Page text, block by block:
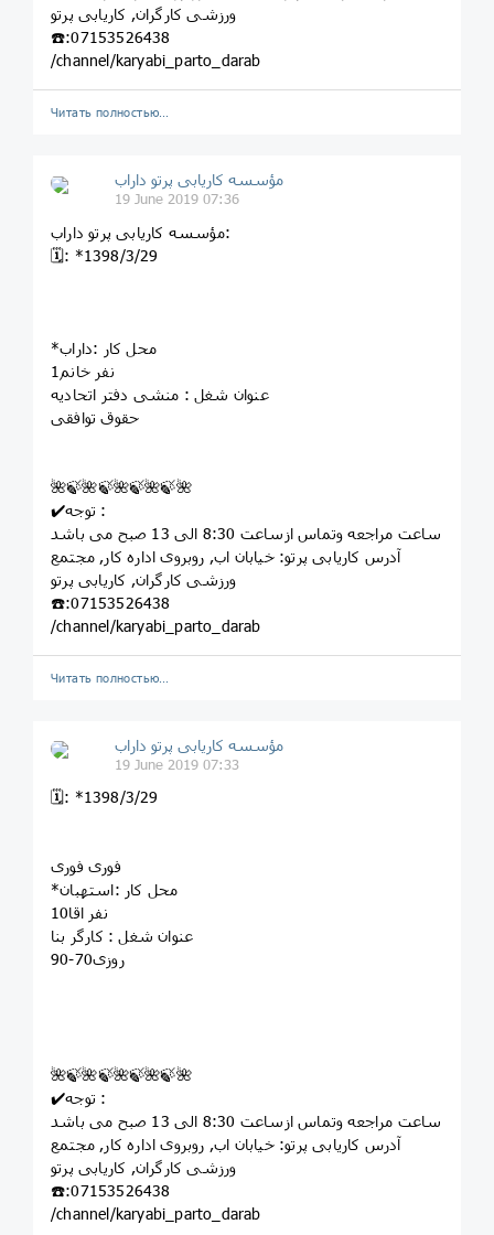
ورزشى کارگران, کاريابى پرتو
☎️:07153526438
/channel/karyabi_parto_darab
Читать полностью…
مؤسسه کاريابى پرتو داراب
19 June 2019 07:36
مؤسسه کاريابى پرتو داراب:
🗓: *1398/3/29
*محل کار :داراب
1نفر خانم
عنوان شغل : منشی دفتر اتحادیه
حقوق توافقی
🌺🍃🌺🍃🌺🍃🌺🍃🌺
✔️توجه :
ساعت مراجعه وتماس ازساعت 8:30 الی 13 صبح می باشد
آدرس کاریابی پرتو: خيابان اب, روبروى اداره کار, مجتمع
ورزشى کارگران, کاريابى پرتو
☎️:07153526438
/channel/karyabi_parto_darab
Читать полностью…
مؤسسه کاريابى پرتو داراب
19 June 2019 07:33
🗓: *1398/3/29
فوری فوری
*محل کار :استهبان
10نفر اقا
عنوان شغل : کارگر بنا
روزی70-90
🌺🍃🌺🍃🌺🍃🌺🍃🌺
✔️توجه :
ساعت مراجعه وتماس ازساعت 8:30 الی 13 صبح می باشد
آدرس کاریابی پرتو: خيابان اب, روبروى اداره کار, مجتمع
ورزشى کارگران, کاريابى پرتو
☎️:07153526438
/channel/karyabi_parto_darab